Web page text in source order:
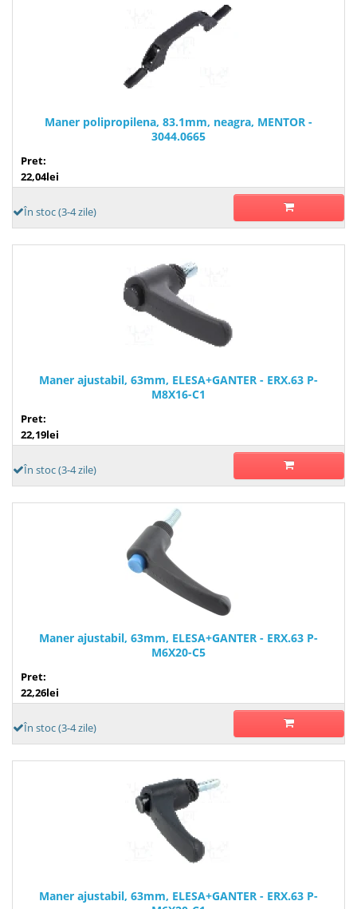
Maner polipropilena, 83.1mm, neagra, MENTOR -
3044.0665
Pret:
22,04lei
În stoc (3-4 zile)
Maner ajustabil, 63mm, ELESA+GANTER - ERX.63 P-
M8X16-C1
Pret:
22,19lei
În stoc (3-4 zile)
Maner ajustabil, 63mm, ELESA+GANTER - ERX.63 P-
M6X20-C5
Pret:
22,26lei
În stoc (3-4 zile)
Maner ajustabil, 63mm, ELESA+GANTER - ERX.63 P-